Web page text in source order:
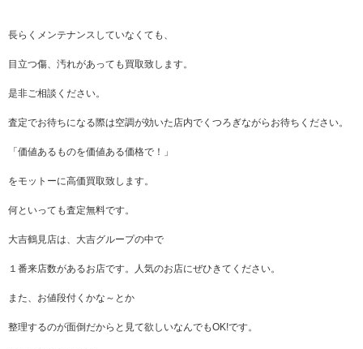
長らくメンテナンスしていなくても、
目立つ傷、汚れがあっても買取致します。
是非ご相談ください。
査定でお待ちになる際は空調が効いた店内でくつろぎながらお待ちください。
「価値あるものを価値ある価格で！」
をモットーに高価買取致します。
何といっても査定無料です。
大吉鶴見店は、大吉グループの中で
１番来店数があるお店です。人気のお店にぜひきてください。
また、お値段付くかな～とか
整理するのが面倒だからと見て欲しいなんでもOK!です。